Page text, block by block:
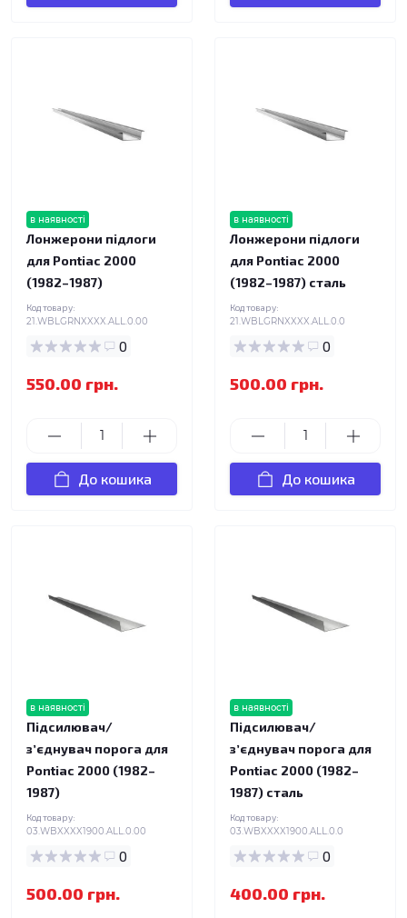
в наявності
Лонжерони підлоги
для Pontiac 2000
(1982–1987)
Код товару:
21.WBLGRNXXXX.ALL.0.00
0
550.00 грн.
До кошика
в наявності
Лонжерони підлоги
для Pontiac 2000
(1982–1987) сталь
Код товару:
21.WBLGRNXXXX.ALL.0.0
0
500.00 грн.
До кошика
в наявності
Підсилювач/
зʼєднувач порога для
Pontiac 2000 (1982–
1987)
Код товару:
03.WBXXXX1900.ALL.0.00
0
500.00 грн.
в наявності
Підсилювач/
зʼєднувач порога для
Pontiac 2000 (1982–
1987) сталь
Код товару:
03.WBXXXX1900.ALL.0.0
0
400.00 грн.